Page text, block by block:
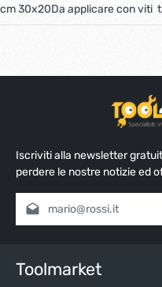
cm 30x20Da applicare con viti
Iscriviti alla newsletter
perdere le nostre notizie ed
Indirizzo e-mail*
nostri termini e condizioni
Inserisci i caratteri sopra*
Toolmarket